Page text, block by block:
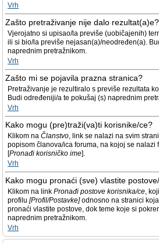
Vrh
Zašto pretraživanje nije dalo rezultat(a)e?
Vjerojatno si upisao/la previše (uobičajenih)
ili si bio/la previše nejasan(a)/neodređen(a).
naprednim pretražnikom.
Vrh
Zašto mi se pojavila prazna stranica?
Pretraživanje je rezultiralo s previše rezultata
Budi određeniji/a te pokušaj (s) naprednim
Vrh
Kako mogu (pre)traži(va)ti korisnike/ce?
Klikom na Članstvo, link se nalazi na svim
popisom članova/ica foruma, na kojoj se nalazi
[Pronađi korisničko ime].
Vrh
Kako mogu pronaći (sve) vlastite
Klikom na link Pronađi postove korisnika/ce,
profilu [Profil/Postavke]odnosno na stranici
pronaći vlastite postove, dok teme koje si
naprednim pretražnikom.
Vrh